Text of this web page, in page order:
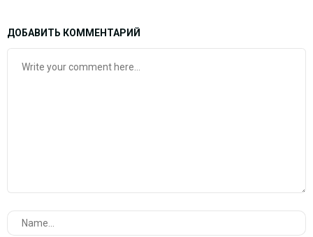
ДОБАВИТЬ КОММЕНТАРИЙ